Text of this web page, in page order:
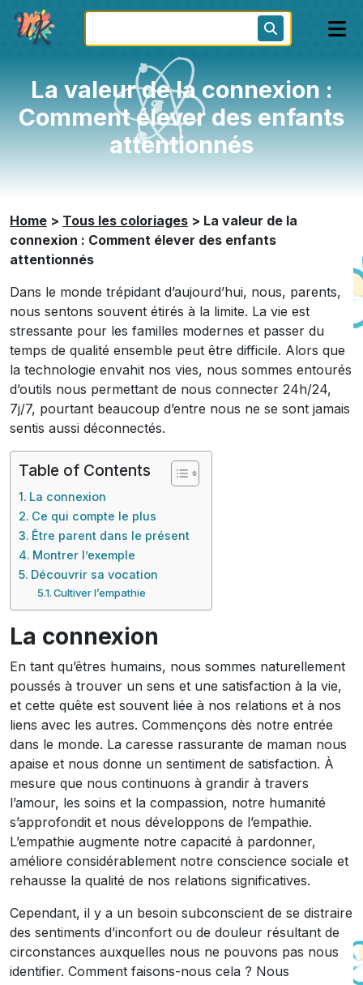
La valeur de la connexion :
Comment élever des enfants
attentionnés
Home > Tous les coloriages > La valeur de la
connexion : Comment élever des enfants
attentionnés
Dans le monde trépidant d’aujourd’hui, nous, parents,
nous sentons souvent étirés à la limite. La vie est
stressante pour les familles modernes et passer du
temps de qualité ensemble peut être difficile. Alors que
la technologie envahit nos vies, nous sommes entourés
d’outils nous permettant de nous connecter 24h/24,
7j/7, pourtant beaucoup d’entre nous ne se sont jamais
sentis aussi déconnectés.
Table of Contents
La connexion
Ce qui compte le plus
Être parent dans le présent
Montrer l’exemple
Découvrir sa vocation
Cultiver l’empathie
La connexion
En tant qu’êtres humains, nous sommes naturellement
poussés à trouver un sens et une satisfaction à la vie,
et cette quête est souvent liée à nos relations et à nos
liens avec les autres. Commençons dès notre entrée
dans le monde. La caresse rassurante de maman nous
apaise et nous donne un sentiment de satisfaction. À
mesure que nous continuons à grandir à travers
l’amour, les soins et la compassion, notre humanité
s’approfondit et nous développons de l’empathie.
L’empathie augmente notre capacité à pardonner,
améliore considérablement notre conscience sociale et
rehausse la qualité de nos relations significatives.
Cependant, il y a un besoin subconscient de se distraire
des sentiments d’inconfort ou de douleur résultant de
circonstances auxquelles nous ne pouvons pas nous
identifier. Comment faisons-nous cela ? Nous